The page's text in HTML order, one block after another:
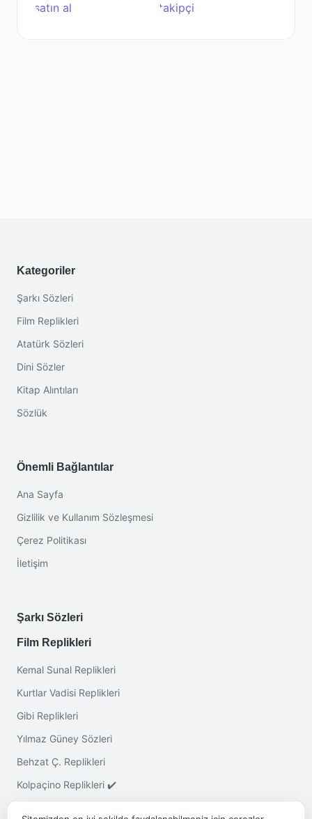
Kategoriler
Şarkı Sözleri
Film Replikleri
Atatürk Sözleri
Dini Sözler
Kitap Alıntıları
Sözlük
Önemli Bağlantılar
Ana Sayfa
Gizlilik ve Kullanım Sözleşmesi
Çerez Politikası
İletişim
Şarkı Sözleri
Film Replikleri
Kemal Sunal Replikleri
Kurtlar Vadisi Replikleri
Gibi Replikleri
Yılmaz Güney Sözleri
Behzat Ç. Replikleri
Kolpaçino Replikleri ✔️